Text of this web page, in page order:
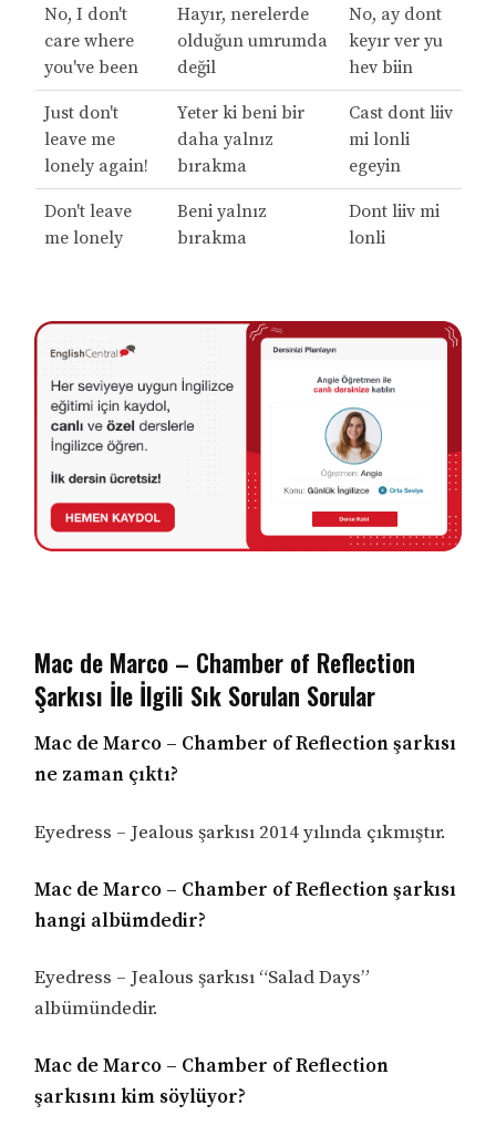
No, I don't
care where
you've been
Hayır, nerelerde
olduğun umrumda
değil
No, ay dont
keyır ver yu
hev biin
Just don't
leave me
lonely again!
Yeter ki beni bir
daha yalnız
bırakma
Cast dont liiv
mi lonli
egeyin
Don't leave
me lonely
Beni yalnız
bırakma
Dont liiv mi
lonli
Mac de Marco – Chamber of Reflection
Şarkısı İle İlgili Sık Sorulan Sorular
Mac de Marco – Chamber of Reflection şarkısı
ne zaman çıktı?
Eyedress – Jealous şarkısı 2014 yılında çıkmıştır.
Mac de Marco – Chamber of Reflection şarkısı
hangi albümdedir?
Eyedress – Jealous şarkısı “Salad Days”
albümündedir.
Mac de Marco – Chamber of Reflection
şarkısını kim söylüyor?